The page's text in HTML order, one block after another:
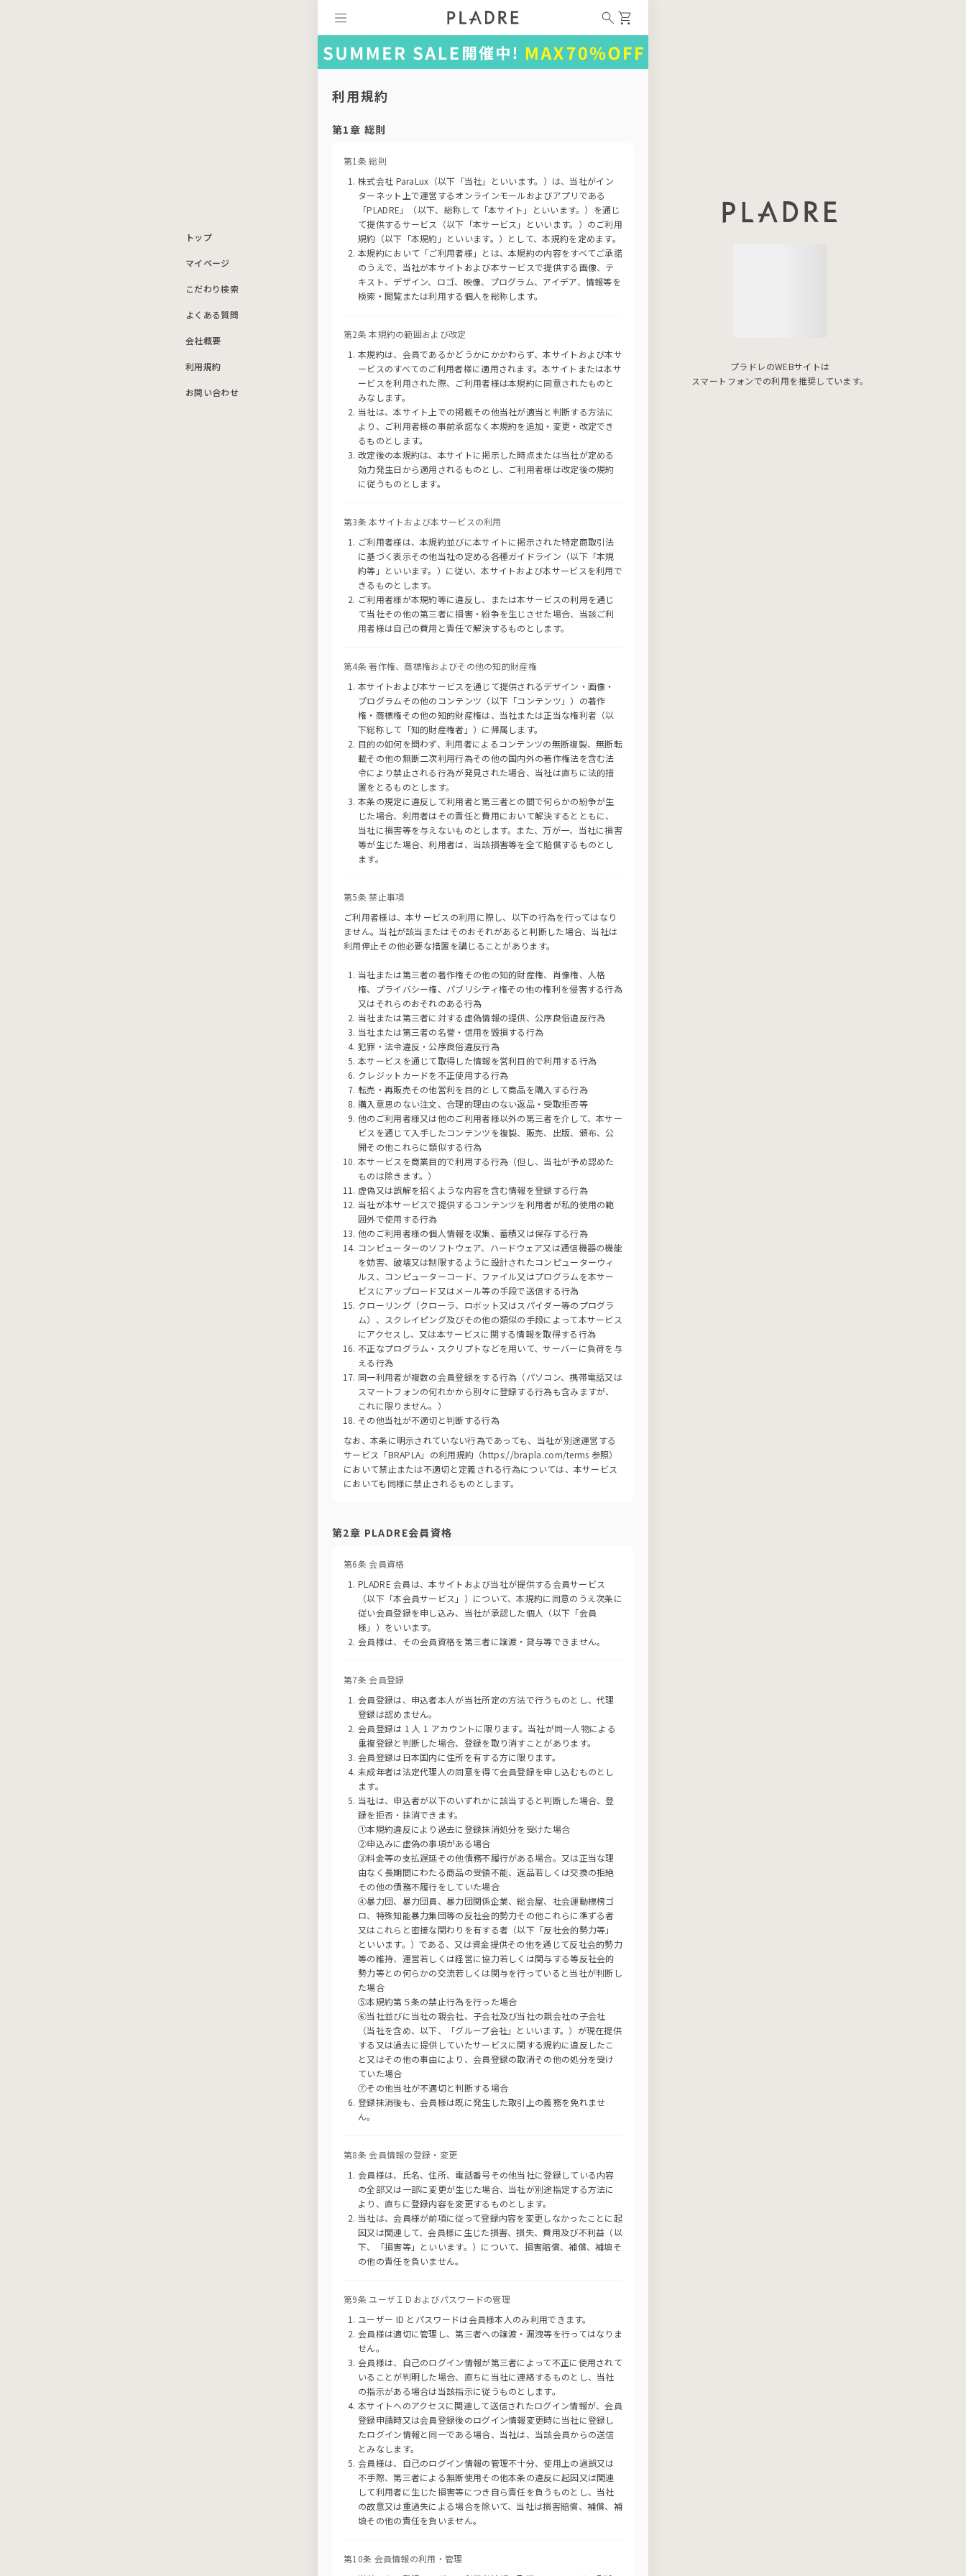
トップ
マイページ
こだわり検索
よくある質問
会社概要
利用規約
お問い合わせ
利用規約
第1章 総則
第1条 総則
株式会社 ParaLux（以下「当社」といいます。）は、当社がイン
ターネット上で運営するオンラインモールおよびアプリである
「PLADRE」（以下、総称して「本サイト」といいます。）を通じ
て提供するサービス（以下「本サービス」といいます。）のご利用
規約（以下「本規約」といいます。）として、本規約を定めます。
本規約において「ご利用者様」とは、本規約の内容をすべてご承諾
のうえで、当社が本サイトおよび本サービスで提供する画像、テ
キスト、デザイン、ロゴ、映像、プログラム、アイデア、情報等を
検索・閲覧または利用する個人を総称します。
第2条 本規約の範囲および改定
本規約は、会員であるかどうかにかかわらず、本サイトおよび本サ
ービスのすべてのご利用者様に適用されます。本サイトまたは本サ
ービスを利用された際、ご利用者様は本規約に同意されたものと
みなします。
当社は、本サイト上での掲載その他当社が適当と判断する方法に
より、ご利用者様の事前承諾なく本規約を追加・変更・改定でき
るものとします。
改定後の本規約は、本サイトに掲示した時点または当社が定める
効力発生日から適用されるものとし、ご利用者様は改定後の規約
に従うものとします。
第3条 本サイトおよび本サービスの利用
ご利用者様は、本規約並びに本サイトに掲示された特定商取引法
に基づく表示その他当社の定める各種ガイドライン（以下「本規
約等」といいます。）に従い、本サイトおよび本サービスを利用で
きるものとします。
ご利用者様が本規約等に違反し、または本サービスの利用を通じ
て当社その他の第三者に損害・紛争を生じさせた場合、当該ご利
用者様は自己の費用と責任で解決するものとします。
第4条 著作権、商標権およびその他の知的財産権
本サイトおよび本サービスを通じて提供されるデザイン・画像・
プログラムその他のコンテンツ（以下「コンテンツ」）の著作
権・商標権その他の知的財産権は、当社または正当な権利者（以
下総称して「知的財産権者」）に帰属します。
目的の如何を問わず、利用者によるコンテンツの無断複製、無断転
載その他の無断二次利用行為その他の国内外の著作権法を含む法
令により禁止される行為が発見された場合、当社は直ちに法的措
置をとるものとします。
本条の規定に違反して利用者と第三者との間で何らかの紛争が生
じた場合、利用者はその責任と費用において解決するとともに、
当社に損害等を与えないものとします。また、万が一、当社に損害
等が生じた場合、利用者は、当該損害等を全て賠償するものとし
ます。
第5条 禁止事項
ご利用者様は、本サービスの利用に際し、以下の行為を行ってはなり
ません。当社が該当またはそのおそれがあると判断した場合、当社は
利用停止その他必要な措置を講じることがあります。
当社または第三者の著作権その他の知的財産権、肖像権、人格
権、プライバシー権、パブリシティ権その他の権利を侵害する行為
又はそれらのおそれのある行為
当社または第三者に対する虚偽情報の提供、公序良俗違反行為
当社または第三者の名誉・信用を毀損する行為
犯罪・法令違反・公序良俗違反行為
本サービスを通じて取得した情報を営利目的で利用する行為
クレジットカードを不正使用する行為
転売・再販売その他営利を目的として商品を購入する行為
購入意思のない注文、合理的理由のない返品・受取拒否等
他のご利用者様又は他のご利用者様以外の第三者を介して、本サー
ビスを通じて入手したコンテンツを複製、販売、出版、頒布、公
開その他これらに類似する行為
本サービスを商業目的で利用する行為（但し、当社が予め認めた
ものは除きます。）
虚偽又は誤解を招くような内容を含む情報を登録する行為
当社が本サービスで提供するコンテンツを利用者が私的使用の範
囲外で使用する行為
他のご利用者様の個人情報を収集、蓄積又は保存する行為
コンピューターのソフトウェア、ハードウェア又は通信機器の機能
を妨害、破壊又は制限するように設計されたコンピューターウィ
ルス、コンピューターコード、ファイル又はプログラムを本サー
ビスにアップロード又はメール等の手段で送信する行為
クローリング（クローラ、ロボット又はスパイダー等のプログラ
ム）、スクレイピング及びその他の類似の手段によって本サービス
にアクセスし、又は本サービスに関する情報を取得する行為
不正なプログラム・スクリプトなどを用いて、サーバーに負荷を与
える行為
同一利用者が複数の会員登録をする行為（パソコン、携帯電話又は
スマートフォンの何れかから別々に登録する行為も含みますが、
これに限りません。）
その他当社が不適切と判断する行為
なお、本条に明示されていない行為であっても、当社が別途運営する
サービス「BRAPLA」の利用規約（https://brapla.com/terms 参照）
において禁止または不適切と定義される行為については、本サービス
においても同様に禁止されるものとします。
第2章 PLADRE会員資格
第6条 会員資格
PLADRE 会員は、本サイトおよび当社が提供する会員サービス
（以下「本会員サービス」）について、本規約に同意のうえ次条に
従い会員登録を申し込み、当社が承認した個人（以下「会員
様」）をいいます。
会員様は、その会員資格を第三者に譲渡・貸与等できません。
第7条 会員登録
会員登録は、申込者本人が当社所定の方法で行うものとし、代理
登録は認めません。
会員登録は 1 人 1 アカウントに限ります。当社が同一人物による
重複登録と判断した場合、登録を取り消すことがあります。
会員登録は日本国内に住所を有する方に限ります。
未成年者は法定代理人の同意を得て会員登録を申し込むものとし
ます。
当社は、申込者が以下のいずれかに該当すると判断した場合、登
録を拒否・抹消できます。
①本規約違反により過去に登録抹消処分を受けた場合
②申込みに虚偽の事項がある場合
③料金等の支払遅延その他債務不履行がある場合。又は正当な理
由なく長期間にわたる商品の受領不能、返品若しくは交換の拒絶
その他の債務不履行をしていた場合
④暴力団、暴力団員、暴力団関係企業、総会屋、社会運動標榜ゴ
ロ、特殊知能暴力集団等の反社会的勢力その他これらに準ずる者
又はこれらと密接な関わりを有する者（以下「反社会的勢力等」
といいます。）である、又は資金提供その他を通じて反社会的勢力
等の維持、運営若しくは経営に協力若しくは関与する等反社会的
勢力等との何らかの交流若しくは関与を行っていると当社が判断し
た場合
⑤本規約第５条の禁止行為を行った場合
⑥当社並びに当社の親会社、子会社及び当社の親会社の子会社
（当社を含め、以下、「グループ会社」といいます。）が現在提供
する又は過去に提供していたサービスに関する規約に違反したこ
と又はその他の事由により、会員登録の取消その他の処分を受け
ていた場合
⑦その他当社が不適切と判断する場合
登録抹消後も、会員様は既に発生した取引上の義務を免れませ
ん。
第8条 会員情報の登録・変更
会員様は、氏名、住所、電話番号その他当社に登録している内容
の全部又は一部に変更が生じた場合、当社が別途指定する方法に
より、直ちに登録内容を変更するものとします。
当社は、会員様が前項に従って登録内容を変更しなかったことに起
因又は関連して、会員様に生じた損害、損失、費用及び不利益（以
下、「損害等」といいます。）について、損害賠償、補償、補填そ
の他の責任を負いません。
第9条 ユーザＩＤおよびパスワードの管理
ユーザー ID とパスワードは会員様本人のみ利用できます。
会員様は適切に管理し、第三者への譲渡・漏洩等を行ってはなりま
せん。
会員様は、自己のログイン情報が第三者によって不正に使用されて
いることが判明した場合、直ちに当社に連絡するものとし、当社
の指示がある場合は当該指示に従うものとします。
本サイトへのアクセスに関連して送信されたログイン情報が、会員
登録申請時又は会員登録後のログイン情報変更時に当社に登録し
たログイン情報と同一である場合、当社は、当該会員からの送信
とみなします。
会員様は、自己のログイン情報の管理不十分、使用上の過誤又は
不手際、第三者による無断使用その他本条の違反に起因又は関連
して利用者に生じた損害等につき自ら責任を負うものとし、当社
の故意又は重過失による場合を除いて、当社は損害賠償、補償、補
填その他の責任を負いません。
第10条 会員情報の利用・管理
プラドレのWEBサイトは
スマートフォンでの利用を推奨しています。